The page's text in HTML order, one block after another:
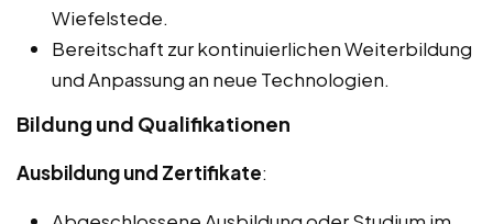
Wiefelstede.
Bereitschaft zur kontinuierlichen Weiterbildung
und Anpassung an neue Technologien.
Bildung und Qualifikationen
Ausbildung und Zertifikate: